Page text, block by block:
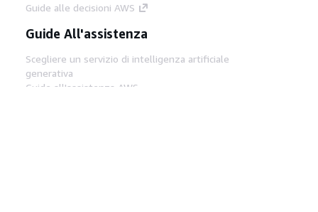
Guide alle decisioni AWS
Guide All'assistenza
Scegliere un servizio di intelligenza artificiale
generativa
Guide all'assistenza AWS